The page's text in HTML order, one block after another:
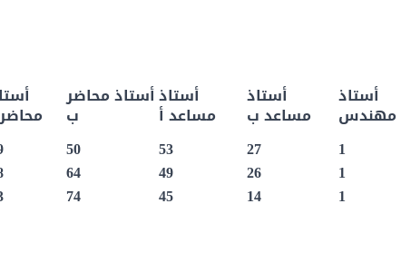
أستاذ
مهندس
أستاذ
مساعد ب
أستاذ
مساعد أ
أستاذ محاضر
ب
1
27
53
50
1
26
49
64
1
14
45
74